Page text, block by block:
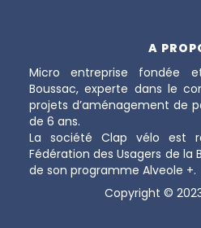
A
Micro entreprise fondée
Boussac, experte dans le
projets d’aménagement de
de 6 ans.
La société Clap vélo est
Fédération des Usagers de
de son programme Alveole +.
Copyright ©